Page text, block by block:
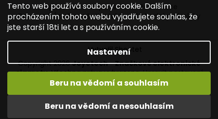
Tento web používá soubory cookie. Dalším
procházením tohoto webu vyjadřujete souhlas, že
jste starší 18ti let a s používáním cookie.
Nastavení
Beru na vědomí a nesouhlasím
Beru na vědomí a souhlasím
Vítejte na JOYETECH. DORUČENÍ ZDARMA zásilkovnou nad
HLEDAT
o
r
Napište nám Mapa serveru Reklamace
Dopravné / poštovné Kontakty Obchodní podmínky
Vytvořil Shoptet
Copyright 2026Joyetech - Značkové elektronické
cigarety. Všechna práva vyhrazena.Upravit nastavení
cookies